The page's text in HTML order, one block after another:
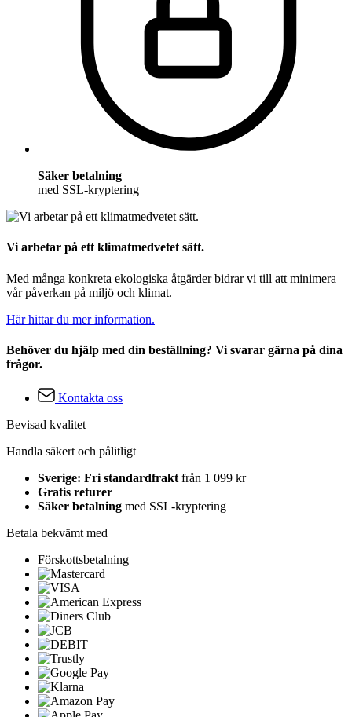
Säker betalning
med SSL-kryptering
Vi arbetar på ett klimatmedvetet sätt.
Med många konkreta ekologiska åtgärder bidrar vi till att minimera
vår påverkan på miljö och klimat.
Här hittar du mer information.
Behöver du hjälp med din beställning? Vi svarar gärna på dina
frågor.
Kontakta oss
Bevisad kvalitet
Handla säkert och pålitligt
Sverige: Fri standardfrakt från 1 099 kr
Gratis returer
Säker betalning med SSL-kryptering
Betala bekvämt med
Förskottsbetalning